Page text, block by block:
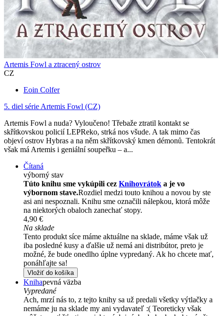
Artemis Fowl a ztracený ostrov
CZ
Eoin Colfer
5. diel série Artemis Fowl (CZ)
Artemis Fowl a nuda? Vyloučeno! Třebaže ztratil kontakt se
skřítkovskou policií LEPReko, strká nos všude. A tak mimo čas
objeví ostrov Hybras a na něm skřítkovský kmen démonů. Tentokrát
však má Artemis i geniální soupeřku – a...
Čítaná
výborný stav
Túto knihu sme vykúpili cez Knihovrátok a je vo
výbornom stave.Rozdiel medzi touto knihou a novou by ste
asi ani nespoznali. Knihu sme označili nálepkou, ktorá môže
na niektorých obaloch zanechať stopy.
4,90 €
Na sklade
Tento produkt síce máme aktuálne na sklade, máme však už
iba posledné kusy a ďalšie už nemá ani distribútor, preto je
možné, že bude onedlho úplne vypredaný. Ak ho chcete mať,
ponáhľajte sa!
Vložiť do košíka
Knihapevná väzba
Vypredané
Ach, mrzí nás to, z tejto knihy sa už predali všetky výtlačky a
nemáme ju na sklade my ani vydavateľ :( Teoreticky však